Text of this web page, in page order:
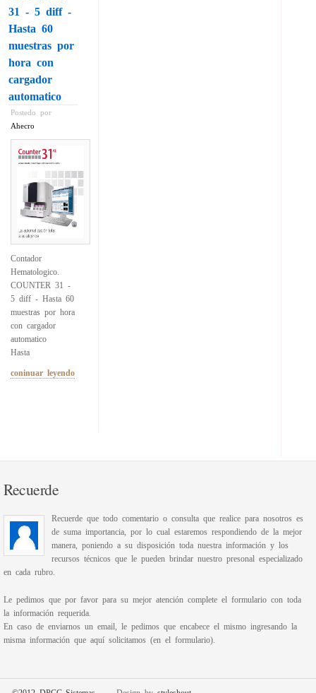
31 - 5 diff -
Hasta 60
muestras por
hora con
cargador
automatico
Postedo por
Ahecro
Contador
Hematologico.
COUNTER 31 -
5 diff - Hasta 60
muestras por hora
con cargador
automatico
Hasta
coninuar leyendo
Recuerde
Recuerde que todo comentario o consulta que realice para nosotros es
de suma importancia, por lo cual estaremos respondiendo de la mejor
manera, poniendo a su disposición toda nuestra información y los
recursos técnicos que le pueden brindar nuestro presonal especializado
en cada rubro.
Le pedimos que por favor para su mejor atención complete el formulario con toda
la información requerida.
En caso de enviarnos un email, le pedimos que encabece el mismo ingresando la
misma información que aquí solicitamos (en el formulario).